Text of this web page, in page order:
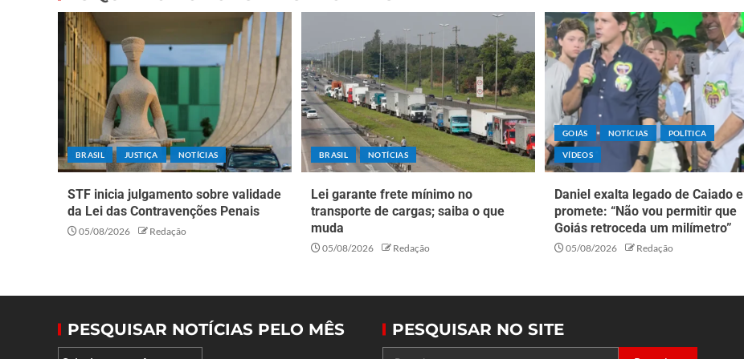
BRASIL JUSTIÇA NOTÍCIAS
STF inicia julgamento sobre validade
da Lei das Contravenções Penais
05/08/2026 Redação
BRASIL NOTÍCIAS
Lei garante frete mínimo no
transporte de cargas; saiba o que
muda
05/08/2026 Redação
GOIÁS NOTÍCIAS POLÍTICA
VÍDEOS
Daniel exalta legado de Caiado e
promete: “Não vou permitir que
Goiás retroceda um milímetro”
05/08/2026 Redação
PESQUISAR NOTÍCIAS PELO MÊS PESQUISAR NO SITE